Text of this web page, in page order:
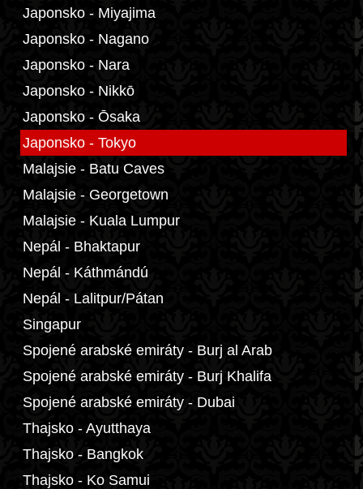
Japonsko - Miyajima
Japonsko - Nagano
Japonsko - Nara
Japonsko - Nikkō
Japonsko - Ōsaka
Japonsko - Tokyo
Malajsie - Batu Caves
Malajsie - Georgetown
Malajsie - Kuala Lumpur
Nepál - Bhaktapur
Nepál - Káthmándú
Nepál - Lalitpur/Pátan
Singapur
Spojené arabské emiráty - Burj al Arab
Spojené arabské emiráty - Burj Khalifa
Spojené arabské emiráty - Dubai
Thajsko - Ayutthaya
Thajsko - Bangkok
Thajsko - Ko Samui